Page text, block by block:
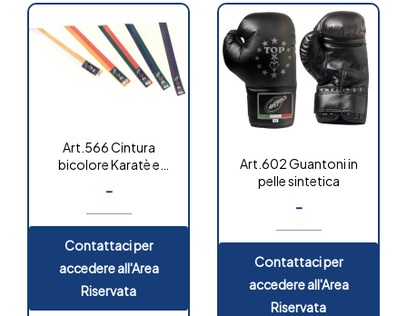
Art.566 Cintura
bicolore Karatè e
-
Contattaci per
accedere all'Area
Riservata
Art.602 Guantoni in
pelle sintetica
-
Contattaci per
accedere all'Area
Riservata